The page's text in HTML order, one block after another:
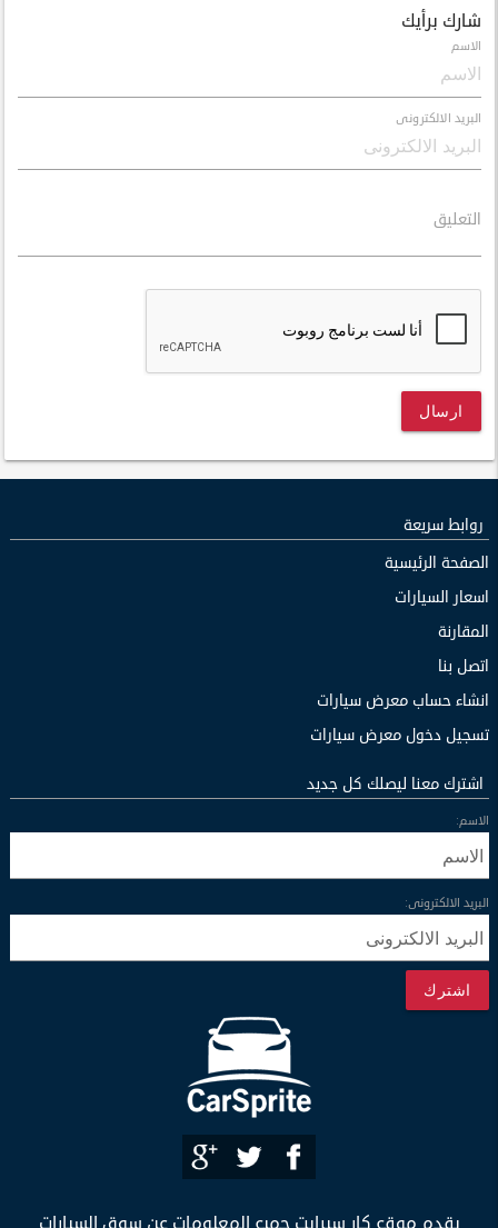
شارك برأيك
الاسم
البريد الالكترونى
التعليق
ارسال
روابط سريعة
الصفحة الرئيسية
اسعار السيارات
المقارنة
اتصل بنا
انشاء حساب معرض سيارات
تسجيل دخول معرض سيارات
اشترك معنا ليصلك كل جديد
الاسم:
البريد الالكترونى:
اشترك